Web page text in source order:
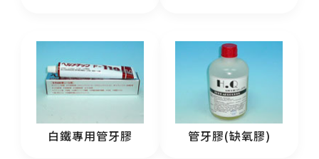
白鐵專用管牙膠 管牙膠(缺氧膠)